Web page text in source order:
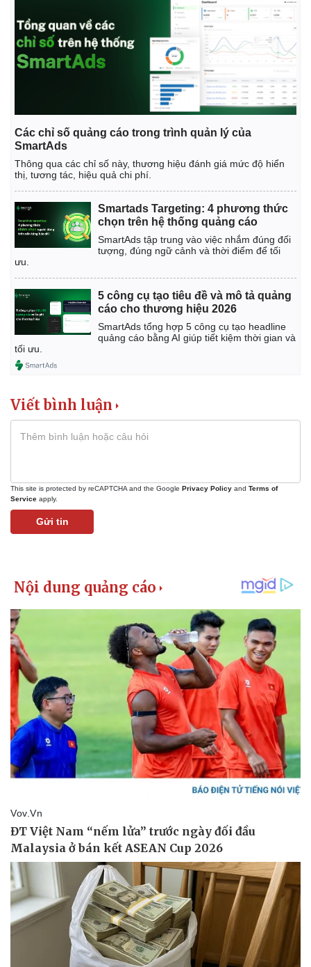
Kinh tế
Bất động sản
Khởi nghiệp
Thị trường
Các chỉ số quảng cáo trong trình quản lý của
SmartAds
Thông qua các chỉ số này, thương hiệu đánh giá mức độ hiển
thị, tương tác, hiệu quả chi phí.
Smartads Targeting: 4 phương thức
chọn trên hệ thống quảng cáo
SmartAds tập trung vào việc nhắm đúng đối
tượng, đúng ngữ cảnh và thời điểm để tối
ưu.
5 công cụ tạo tiêu đề và mô tả quảng
cáo cho thương hiệu 2026
SmartAds tổng hợp 5 công cụ tạo headline
quảng cáo bằng AI giúp tiết kiệm thời gian và
tối ưu.
Viết bình luận
This site is protected by reCAPTCHA and the Google Privacy Policy and Terms of
Service apply.
Gửi tin